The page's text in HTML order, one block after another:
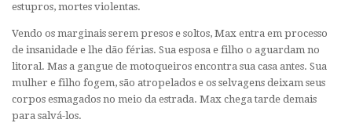
estupros, mortes violentas.
Vendo os marginais serem presos e soltos, Max entra em processo
de insanidade e lhe dão férias. Sua esposa e filho o aguardam no
litoral. Mas a gangue de motoqueiros encontra sua casa antes. Sua
mulher e filho fogem, são atropelados e os selvagens deixam seus
corpos esmagados no meio da estrada. Max chega tarde demais
para salvá-los.